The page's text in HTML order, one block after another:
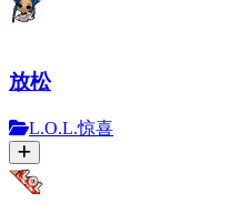
放松
L.O.L.惊喜